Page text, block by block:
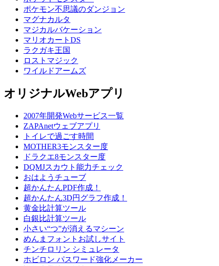
ポケモン不思議のダンジョン
マグナカルタ
マジカルバケーション
マリオカートDS
ラクガキ王国
ロストマジック
ワイルドアームズ
オリジナルWebアプリ
2007年開発Webサービス一覧
ZAPAnetウェブアプリ
トイレで過ごす時間
MOTHER3モンスター度
ドラクエ8モンスター度
DQMJスカウト能力チェック
おはようチューブ
超かんたんPDF作成！
超かんたん3D円グラフ作成！
黄金比計算ツール
白銀比計算ツール
小さい“つ”が消えるマシーン
めんまフォントお試しサイト
チンチロリン シミュレータ
ホビロン パスワード強化メーカー